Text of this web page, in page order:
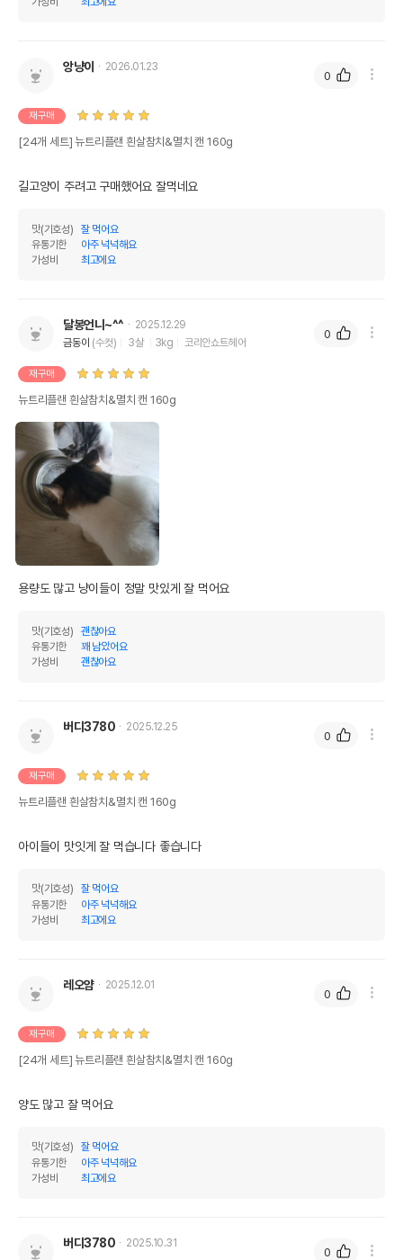
상품 필수 정보
받았음을 확인할수 있는
상세페이지 참조
제조국 또는 원산지
전화번호
앙냥이 2026.01.23
재구매
[24개 세트] 뉴트리플랜 흰살참치&멸치 캔 160g
길고양이 주려고 구매했어요 잘먹네요
맛(기호성)
잘 먹어요
유통기한
아주 넉넉해요
가성비
최고에요
0
달봉언니~^^
2025.12.29
금동이 (수컷) 3살 3kg 코리안쇼트헤어
재구매
뉴트리플랜 흰살참치&멸치 캔 160g
용량도 많고 냥이들이 정말 맛있게 잘 먹어요
맛(기호성)
괜찮아요
유통기한
꽤 남았어요
가성비
괜찮아요
0
버디3780 2025.12.25
재구매
뉴트리플랜 흰살참치&멸치 캔 160g
아이들이 맛잇게 잘 먹습니다 좋습니다
맛(기호성)
잘 먹어요
유통기한
아주 넉넉해요
가성비
최고에요
0
레오얌 2025.12.01
재구매
[24개 세트] 뉴트리플랜 흰살참치&멸치 캔 160g
양도 많고 잘 먹어요
맛(기호성)
잘 먹어요
유통기한
아주 넉넉해요
가성비
최고에요
0
버디3780 2025.10.31
0